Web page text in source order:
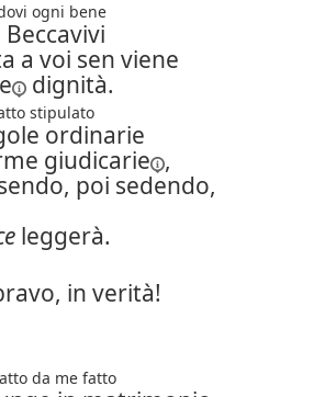
ogni bene
a voi sen viene
dignità.
stipulato
ordinarie
giudicarie ,
poi sedendo,
leggerà.
in verità!
da me fatto